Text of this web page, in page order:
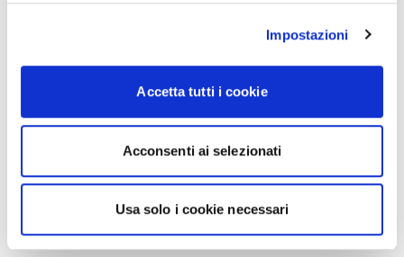
Impostazioni
Accetta tutti i cookie
Acconsenti ai selezionati
Usa solo i cookie necessari